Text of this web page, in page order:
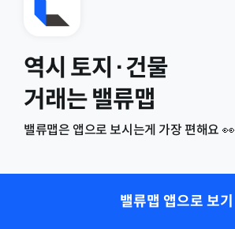
역시 토지·건물
거래는 밸류맵
밸류맵은 앱으로 보시는게 가장 편해요 👀
밸류맵 앱으로 보기